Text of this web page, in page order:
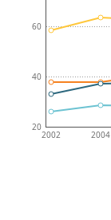
2002 2004
20
40
60